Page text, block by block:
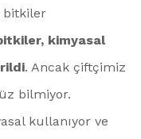
bitkiler
kimyasal
. Ancak çiftçimiz
bilmiyor.
kullanıyor ve